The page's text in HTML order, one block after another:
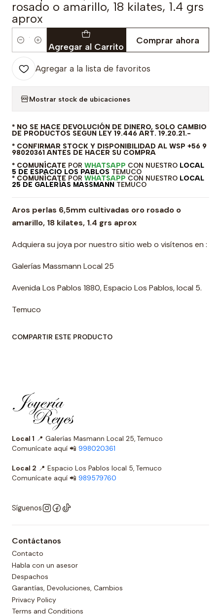
rosado o amarillo, 18 kilates, 1.4 grs
aprox
Cantidad Agregar al Carrito
Comprar ahora
Agregar a la lista de favoritos
Mostrar stock de ubicaciones
* NO SE HACE DEVOLUCIÓN DE DINERO, SOLO CAMBIO
DE PRODUCTOS SEGUN LEY 19.446 ART. 19.20.21.-
* CONFIRMAR STOCK Y DISPONIBILIDAD AL WSP +56 9
98020361 ANTES DE HACER SU COMPRA
* COMUNÍCATE POR WHATSAPP CON NUESTRO LOCAL
5 DE ESPACIO LOS PABLOS TEMUCO
* COMUNÍCATE POR WHATSAPP CON NUESTRO LOCAL
25 DE GALERÍAS MASSMANN TEMUCO
Aros perlas 6,5mm cultivadas oro rosado o
amarillo, 18 kilates, 1.4 grs aprox
Adquiera su joya por nuestro sitio web o visítenos en :
Galerías Massmann Local 25
Avenida Los Pablos 1880, Espacio Los Pablos, local 5.
Temuco
COMPARTIR ESTE PRODUCTO
Local 1 📍 Galerías Masmann Local 25, Temuco
Comunícate aquí 📲 998020361
Local 2 📍 Espacio Los Pablos local 5, Temuco
Comunícate aquí 📲 989579760
Síguenos
Contáctanos
Contacto
Habla con un asesor
Despachos
Garantías, Devoluciones, Cambios
Privacy Policy
Terms and Conditions